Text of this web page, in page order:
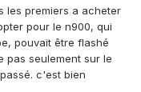
les premiers a acheter
pour le n900, qui
pouvait être flashé
pas seulement sur le
c'est bien